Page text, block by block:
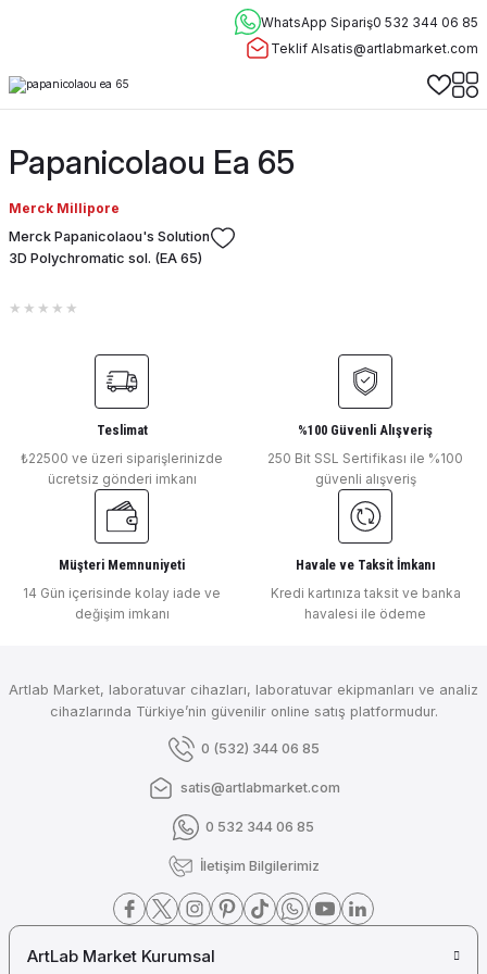
WhatsApp Sipariş0 532 344 06 85
Teklif Alsatis@artlabmarket.com
Papanicolaou Ea 65
Merck Millipore
Merck Papanicolaou's Solution
3D Polychromatic sol. (EA 65)
Teslimat
₺22500 ve üzeri siparişlerinizde
ücretsiz gönderi imkanı
%100 Güvenli Alışveriş
250 Bit SSL Sertifikası ile %100
güvenli alışveriş
Müşteri Memnuniyeti
14 Gün içerisinde kolay iade ve
değişim imkanı
Havale ve Taksit İmkanı
Kredi kartınıza taksit ve banka
havalesi ile ödeme
Artlab Market, laboratuvar cihazları, laboratuvar ekipmanları ve analiz
cihazlarında Türkiye’nin güvenilir online satış platformudur.
0 (532) 344 06 85
satis@artlabmarket.com
0 532 344 06 85
İletişim Bilgilerimiz
ArtLab Market Kurumsal